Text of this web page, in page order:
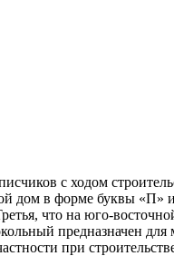
с ходом
дом в форме буквы «П»
что на юго-
предназначен
при